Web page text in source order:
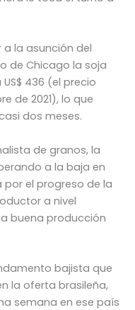
a la asunción del
de Chicago la soja
436 (el precio
de 2021), lo que
dos meses.
de granos, la
a la baja en
el progreso de la
a nivel
buena producción
bajista que
la oferta brasileña,
semana en ese país